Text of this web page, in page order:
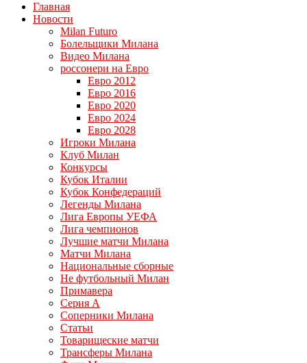
Главная
Новости
Milan Futuro
Болельщики Милана
Видео Милана
россонери на Евро
Евро 2012
Евро 2016
Евро 2020
Евро 2024
Евро 2028
Игроки Милана
Клуб Милан
Конкурсы
Кубок Италии
Кубок Конфедераций
Легенды Милана
Лига Европы УЕФА
Лига чемпионов
Лучшие матчи Милана
Матчи Милана
Национальные сборные
Не футбольный Милан
Примавера
Серия А
Соперники Милана
Статьи
Товарищеские матчи
Трансферы Милана